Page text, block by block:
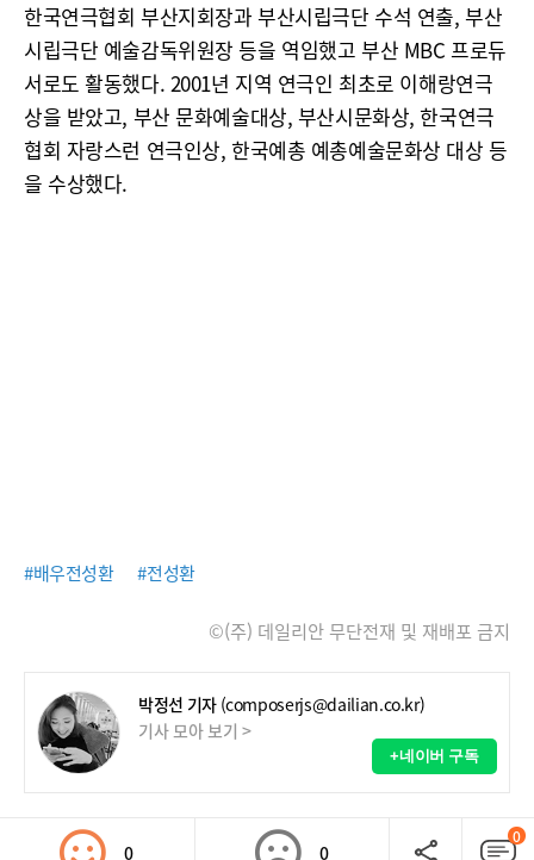
한국연극협회 부산지회장과 부산시립극단 수석 연출, 부산
시립극단 예술감독위원장 등을 역임했고 부산 MBC 프로듀
서로도 활동했다. 2001년 지역 연극인 최초로 이해랑연극
상을 받았고, 부산 문화예술대상, 부산시문화상, 한국연극
협회 자랑스런 연극인상, 한국예총 예총예술문화상 대상 등
을 수상했다.
#배우전성환 #전성환
©(주) 데일리안 무단전재 및 재배포 금지
박정선 기자 (composerjs@dailian.co.kr)
기사 모아 보기 >
+네이버 구독
0 0
0